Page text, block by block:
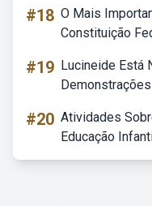
#18 O Mais
Constituição
#19 Lucineide Está
#20 Atividades
Educação